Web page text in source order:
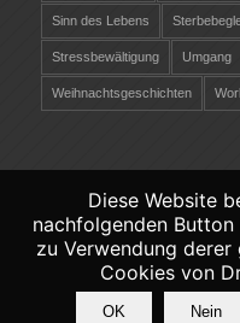
Sinn des Lebens
Stressbewältigung Umgang
Weihnachtsgeschichten
©Copyright 2026 -
Verantwortlich räber
Diese Website
nachfolgenden
zu Verwendung
Cookies von
OK Nein